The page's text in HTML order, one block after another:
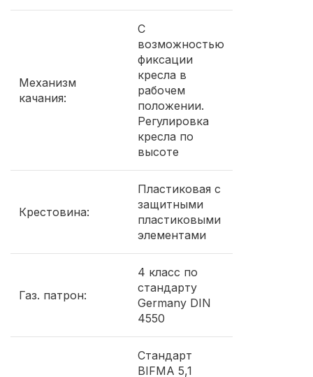
Механизм
качания:
С
возможностью
фиксации
кресла в
рабочем
положении.
Регулировка
кресла по
высоте
Крестовина:
Пластиковая с
защитными
пластиковыми
элементами
Газ. патрон:
4 класс по
стандарту
Germany DIN
4550
Стандарт
BIFMA 5,1